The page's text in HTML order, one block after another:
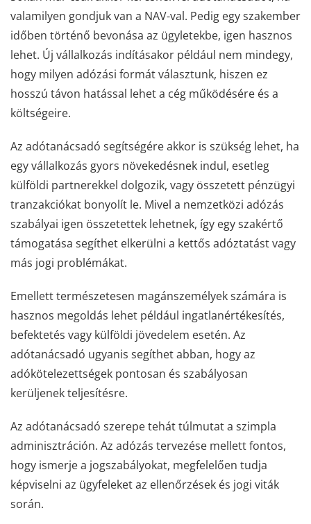
valamilyen gondjuk van a NAV-val. Pedig egy szakember
időben történő bevonása az ügyletekbe, igen hasznos
lehet. Új vállalkozás indításakor például nem mindegy,
hogy milyen adózási formát választunk, hiszen ez
hosszú távon hatással lehet a cég működésére és a
költségeire.
Az adótanácsadó segítségére akkor is szükség lehet, ha
egy vállalkozás gyors növekedésnek indul, esetleg
külföldi partnerekkel dolgozik, vagy összetett pénzügyi
tranzakciókat bonyolít le. Mivel a nemzetközi adózás
szabályai igen összetettek lehetnek, így egy szakértő
támogatása segíthet elkerülni a kettős adóztatást vagy
más jogi problémákat.
Emellett természetesen magánszemélyek számára is
hasznos megoldás lehet például ingatlanértékesítés,
befektetés vagy külföldi jövedelem esetén. Az
adótanácsadó ugyanis segíthet abban, hogy az
adókötelezettségek pontosan és szabályosan
kerüljenek teljesítésre.
Az adótanácsadó szerepe tehát túlmutat a szimpla
adminisztráción. Az adózás tervezése mellett fontos,
hogy ismerje a jogszabályokat, megfelelően tudja
képviselni az ügyfeleket az ellenőrzések és jogi viták
során.